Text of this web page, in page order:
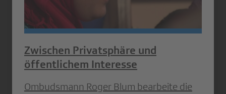
Zwischen Privatsphäre und
öffentlichem Interesse
Ombudsmann Roger Blum bearbeite die